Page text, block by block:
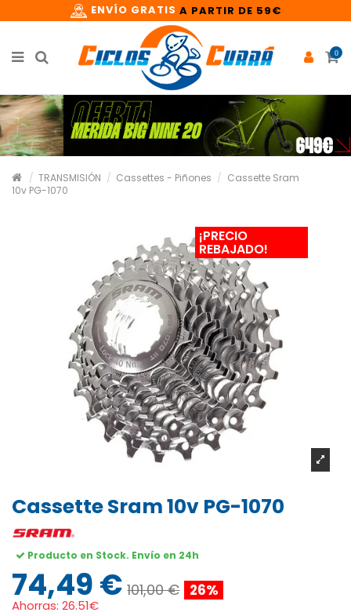
ENVÍO GRATIS A PARTIR DE 59€
0
TRANSMISIÓN Cassettes - Piñones
Cassette Sram
10v PG-1070
¡PRECIO
REBAJADO!
Cassette Sram 10v PG-1070
Producto en Stock. Envío en 24h
74,49 € 101,00 € 26%
Ahorras: 26.51€